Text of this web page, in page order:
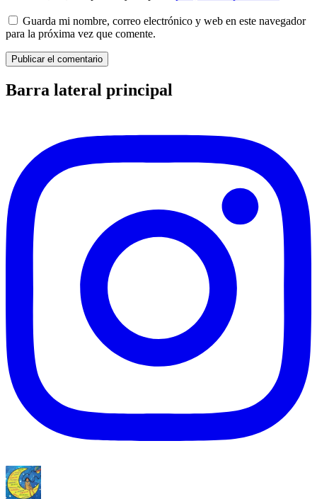
Guarda mi nombre, correo electrónico y web en este navegador
para la próxima vez que comente.
Barra lateral principal